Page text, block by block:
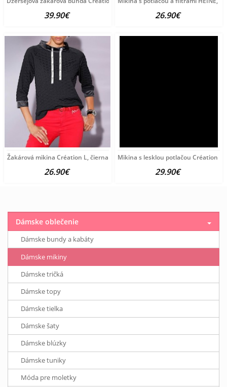
39.90€ 26.90€
Žakárová mikina Création L, čierna
26.90€
Mikina s lesklou potlačou Création L,
29.90€
Dámske oblečenie
Dámske bundy a kabáty
Dámske mikiny
Dámske tričká
Dámske topy
Dámske tielka
Dámske šaty
Dámske blúzky
Dámske tuniky
Móda pre moletky